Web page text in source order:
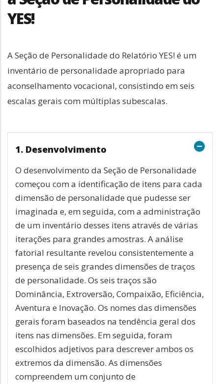
YES!
A Seção de Personalidade do Relatório YES! é um
inventário de personalidade apropriado para
aconselhamento vocacional, consistindo em seis
escalas gerais com múltiplas subescalas.
1. Desenvolvimento
O desenvolvimento da Seção de Personalidade
começou com a identificação de itens para cada
dimensão de personalidade que pudesse ser
imaginada e, em seguida, com a administração
de um inventário desses itens através de várias
iterações para grandes amostras. A análise
fatorial resultante revelou consistentemente a
presença de seis grandes dimensões de traços
de personalidade. Os seis traços são
Dominância, Extroversão, Compaixão, Eficiência,
Aventura e Inovação. Os nomes das dimensões
gerais foram baseados na tendência geral dos
itens nas dimensões. Em seguida, foram
escolhidos adjetivos para descrever ambos os
extremos da dimensão. As dimensões
compreendem um conjunto de